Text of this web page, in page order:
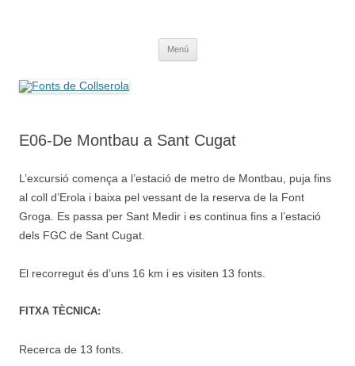
Menú
E06-De Montbau a Sant Cugat
L’excursió comença a l’estació de metro de Montbau, puja fins
al coll d’Erola i baixa pel vessant de la reserva de la Font
Groga. Es passa per Sant Medir i es continua fins a l’estació
dels FGC de Sant Cugat.
El recorregut és d’uns 16 km i es visiten 13 fonts.
FITXA TÈCNICA:
Recerca de 13 fonts.